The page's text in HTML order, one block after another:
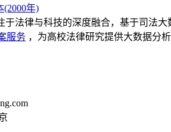
(2000年)
于法律与科技的深度融合，基于司法
服务 ，为高校法律研究提供大数据分